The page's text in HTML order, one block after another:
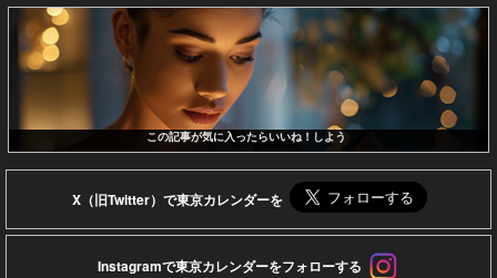
この記事が気に入ったらいいね！しよう
X（旧Twitter）で東京カレンダーを
Instagramで東京カレンダーをフォローする